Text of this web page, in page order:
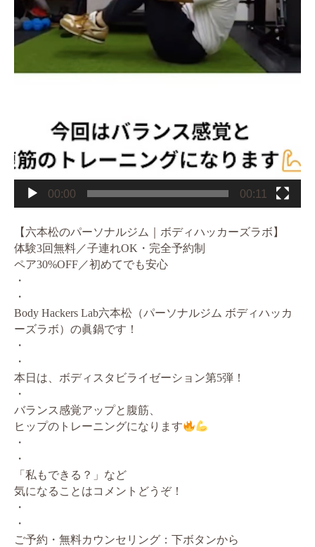
00:00 00:11
【六本松のパーソナルジム｜ボディハッカーズラボ】
体験3回無料／子連れOK・完全予約制
ペア30%OFF／初めてでも安心
・
・
Body Hackers Lab六本松（パーソナルジム ボディハッカ
ーズラボ）の眞鍋です！
・
・
本日は、ボディスタビライゼーション第5弾！⁡
・
バランス感覚アップと腹筋、
ヒップのトレーニングになります
・
・
「私もできる？」など
気になることはコメントどうぞ！
・
・
ご予約・無料カウンセリング：下ボタンから